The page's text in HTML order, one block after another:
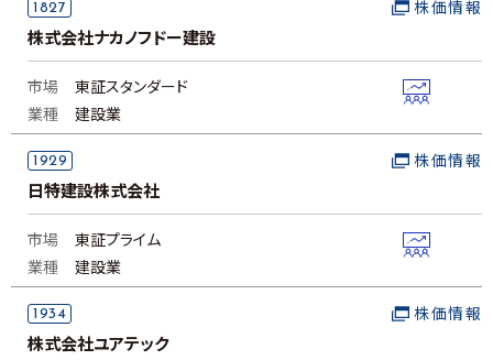
1827
株式会社ナカノフドー建設
株価情報
市場
東証スタンダード
業種
建設業
1929
日特建設株式会社
株価情報
市場
東証プライム
業種
建設業
1934
株式会社ユアテック
株価情報